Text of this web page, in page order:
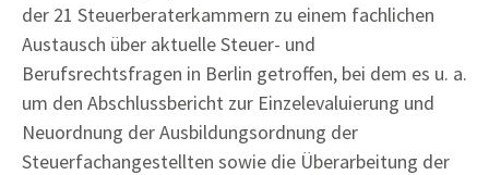
der 21 Steuerberaterkammern zu einem fachlichen
Austausch über aktuelle Steuer- und
Berufsrechtsfragen in Berlin getroffen, bei dem es u. a.
um den Abschlussbericht zur Einzelevaluierung und
Neuordnung der Ausbildungsordnung der
Steuerfachangestellten sowie die Überarbeitung der